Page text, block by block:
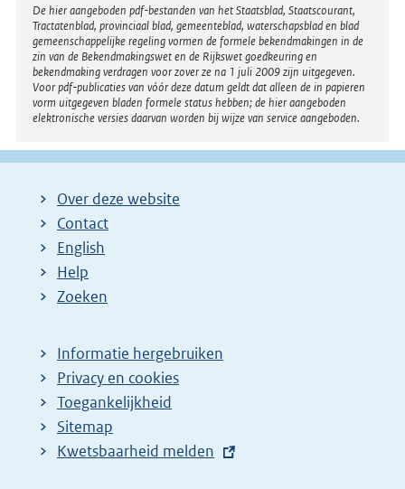
Disclaimer
De hier aangeboden pdf-bestanden van het Staatsblad, Staatscourant,
Tractatenblad, provinciaal blad, gemeenteblad, waterschapsblad en blad
gemeenschappelijke regeling vormen de formele bekendmakingen in de
zin van de Bekendmakingswet en de Rijkswet goedkeuring en
bekendmaking verdragen voor zover ze na 1 juli 2009 zijn uitgegeven.
Voor pdf-publicaties van vóór deze datum geldt dat alleen de in papieren
vorm uitgegeven bladen formele status hebben; de hier aangeboden
elektronische versies daarvan worden bij wijze van service aangeboden.
Over deze website
Contact
English
Help
Zoeken
Informatie hergebruiken
Privacy en cookies
Toegankelijkheid
Sitemap
E
Kwetsbaarheid melden